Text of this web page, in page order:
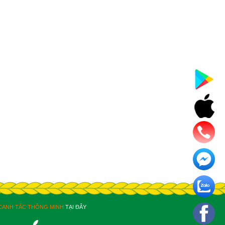
TÁC THÔNG MINH TẠI ĐÂY